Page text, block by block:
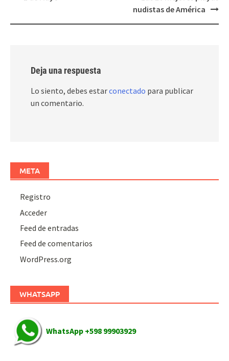
nudistas de América
Deja una respuesta
Lo siento, debes estarconectado para publicar
un comentario.
META
Registro
Acceder
Feed de entradas
Feed de comentarios
WordPress.org
WHATSAPP
WhatsApp +598 99903929